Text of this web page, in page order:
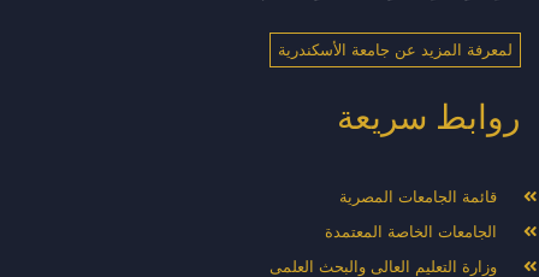
لمعرفة المزيد عن جامعة الأسكندرية
روابط سريعة
قائمة الجامعات المصرية
الجامعات الخاصة المعتمدة
وزارة التعليم العالى والبحث العلمى